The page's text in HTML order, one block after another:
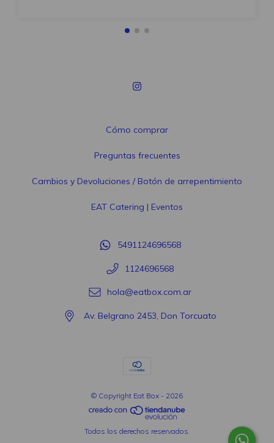
Cómo comprar
Preguntas frecuentes
Cambios y Devoluciones / Botón de arrepentimiento
EAT Catering | Eventos
5491124696568
1124696568
hola@eatbox.com.ar
Av. Belgrano 2453, Don Torcuato
© Copyright Eat Box - 2026
Todos los derechos reservados.